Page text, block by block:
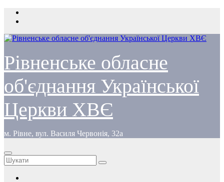
Перейти
Рівненське обласне
об'єднання Української
Церкви ХВЄ
м. Рівне, вул. Василя Червонія, 32а